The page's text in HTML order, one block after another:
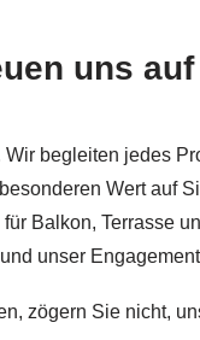
uns
begleiten jedes
Wert auf
Balkon, Terrasse
unser
zögern Sie nicht,